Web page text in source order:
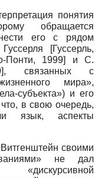
понятия
обращается
его с рядом
[Гуссерль,
Понти, 1999] и С.
связанных с
мира»,
субъекта») и его
в свою очередь,
язык, аспекты
своими
не дал